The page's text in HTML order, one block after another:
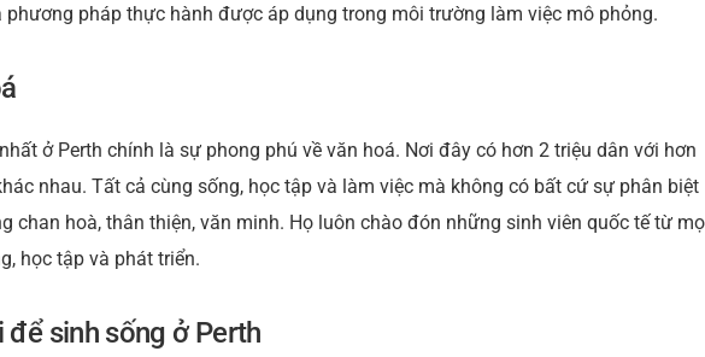
pháp thực hành được áp dụng trong môi trường làm việc mô phỏng.
ở Perth chính là sự phong phú về văn hoá. Nơi đây có hơn 2 triệu dân với hơn
nhau. Tất cả cùng sống, học tập và làm việc mà không có bất cứ sự phân biệt
chan hoà, thân thiện, văn minh. Họ luôn chào đón những sinh viên quốc tế từ
học tập và phát triển.
để sinh sống ở Perth